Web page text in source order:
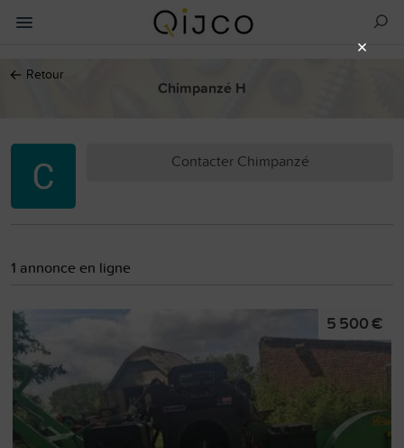
← Retour
Chimpanzé H
Contacter Chimpanzé
1 annonce en ligne
5 500 €
×